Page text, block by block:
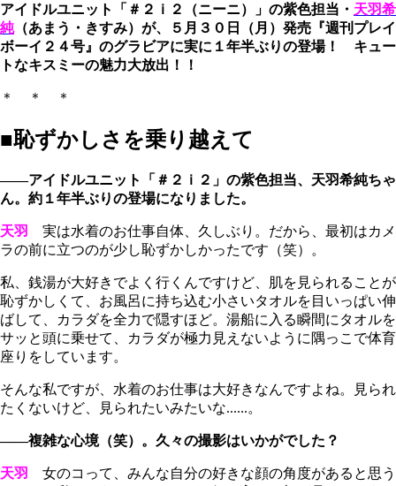
アイドルユニット「＃２ｉ２（ニーニ）」の紫色担当・ 天羽希
純（あまう・きすみ）が、５月３０日（月）発売『週刊プレイ
ボーイ２４号』のグラビアに実に１年半ぶりの登場！ キュー
トなキスミーの魅力大放出！！
＊ ＊ ＊
■恥ずかしさを乗り越えて
――アイドルユニット「＃２ｉ２」の紫色担当、天羽希純ちゃ
ん。約１年半ぶりの登場になりました。
天羽
実は水着のお仕事自体、久しぶり。だから、最初はカメ
ラの前に立つのが少し恥ずかしかったです（笑）。
私、銭湯が大好きでよく行くんですけど、肌を見られることが
恥ずかしくて、お風呂に持ち込む小さいタオルを目いっぱい伸
ばして、カラダを全力で隠すほど。湯船に入る瞬間にタオルを
サッと頭に乗せて、カラダが極力見えないように隅っこで体育
座りをしています。
そんな私ですが、水着のお仕事は大好きなんですよね。見られ
たくないけど、見られたいみたいな......。
――複雑な心境（笑）。久々の撮影はいかがでした？
天羽
女のコって、みんな自分の好きな顔の角度があると思う